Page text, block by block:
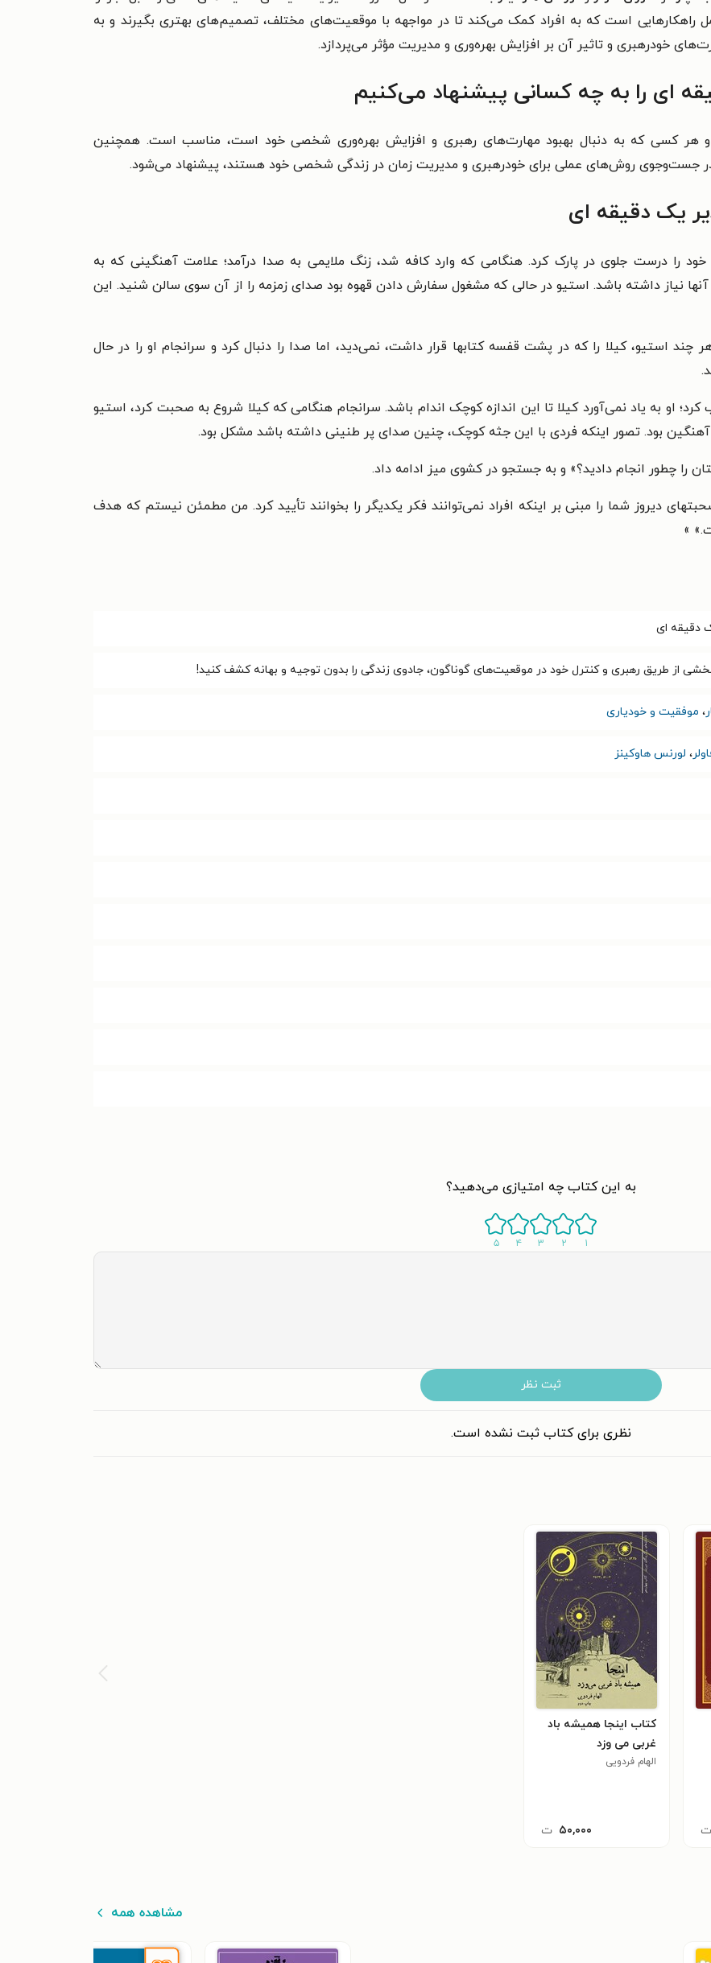
راهکارهایی است که به افراد کمک می‌کند تا در مواجهه با موقعیت‌های مختلف، تصمیم‌های بهتری بگیرند و به
خودرهبری و تاثیر آن بر افزایش بهره‌وری و مدیریت مؤثر می‌پردازد.
ای را به چه کسانی پیشنهاد می‌کنیم
و هر کسی که به دنبال بهبود مهارت‌های رهبری و افزایش بهره‌وری شخصی خود است، مناسب است. همچنین
در جست‌وجوی روش‌های عملی برای خودرهبری و مدیریت زمان در زندگی شخصی خود هستند، پیشنهاد می‌شود.
یک دقیقه ای
را درست جلوی در پارک کرد. هنگامی که وارد کافه شد، زنگ ملایمی به صدا درآمد؛ علامت آهنگینی که به
نیاز داشته باشد. استیو در حالی که مشغول سفارش دادن قهوه بود صدای زمزمه را از آن سوی سالن شنید. این
استیو، کیلا را که در پشت قفسه کتابها قرار داشت، نمی‌دید، اما صدا را دنبال کرد و سرانجام او را در حال
کرد؛ او به یاد نمی‌آورد کیلا تا این اندازه کوچک اندام باشد. سرانجام هنگامی که کیلا شروع به صحبت کرد، استیو
بود. تصور اینکه فردی با این جثه کوچک، چنین صدای پر طنینی داشته باشد مشکل بود.
را چطور انجام دادید؟» و به جستجو در کشوی میز ادامه داد.
دیروز شما را مبنی بر اینکه افراد نمی‌توانند فکر یکدیگر را بخوانند تأیید کرد. من مطمئن نیستم که هدف
»
دقیقه ای
از طریق رهبری و کنترل خود در موقعیت‌های گوناگون، جادوی زندگی را بدون توجیه و بهانه کشف کنید!
، موفقیت و خودیاری
، لورنس هاوکینز
به این کتاب چه امتیازی می‌دهید؟
۱ ۲ ۳ ۴ ۵
ثبت نظر
نظری برای کتاب ثبت نشده است.
ت
کتاب اینجا همیشه باد
غربی می وزد
الهام فردویی
۵۰,۰۰۰ ت
مشاهده همه